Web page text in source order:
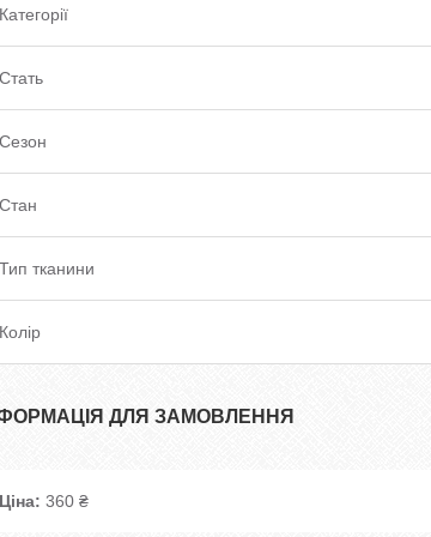
Категорії
Стать
Сезон
Стан
Тип тканини
Колір
ДЛЯ ЗАМОВЛЕННЯ
Ціна: 360 ₴